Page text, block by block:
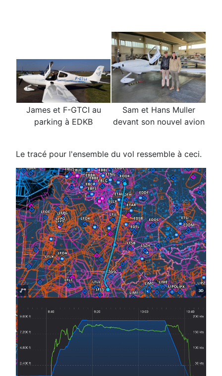
James et F-GTCI au
parking à EDKB
Sam et Hans Muller
devant son nouvel avion
Le tracé pour l'ensemble du vol ressemble à ceci.